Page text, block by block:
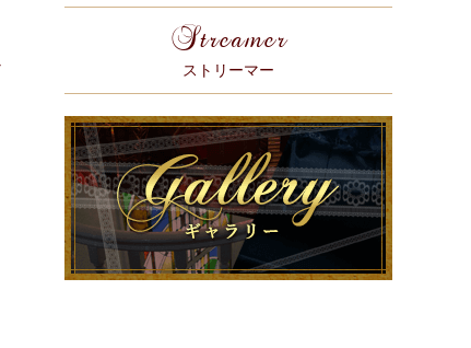
Streamer
ストリーマー